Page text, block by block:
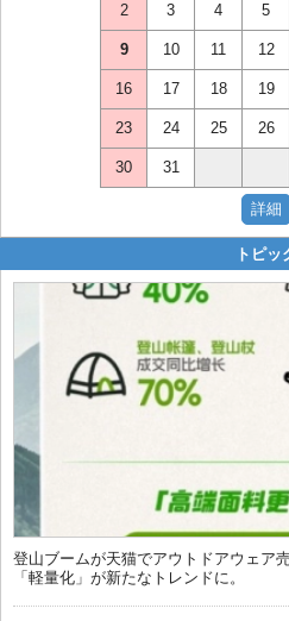
2 3 4 5
9 10 11 12
16 17 18 19
23 24 25 26
30 31
トピッ
登山ブームが天猫でアウトドアウェア
「軽量化」が新たなトレンドに。